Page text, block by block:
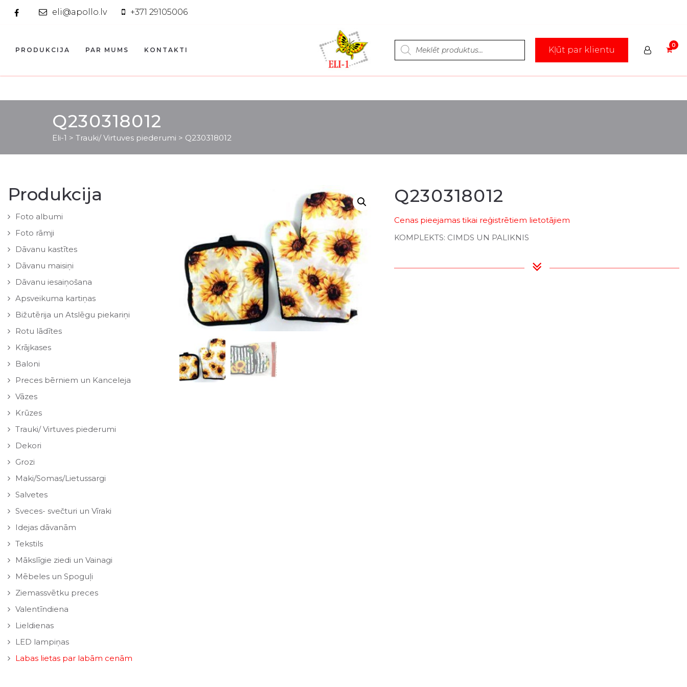
eli@apollo.lv +371 29105006
Products
search Kļūt par klientu
PRODUKCIJA PAR MUMS KONTAKTI
Q230318012
Eli-1 > Trauki/ Virtuves piederumi > Q230318012
Produkcija
Foto albumi
Foto rāmji
Dāvanu kastītes
Dāvanu maisiņi
Dāvanu iesaiņošana
Apsveikuma kartiņas
Bižutērija un Atslēgu piekariņi
Rotu lādītes
Krājkases
Baloni
Preces bērniem un Kanceleja
Vāzes
Krūzes
Trauki/ Virtuves piederumi
Dekori
Grozi
Maki/Somas/Lietussargi
Salvetes
Sveces- svečturi un Vīraki
Idejas dāvanām
Tekstils
Mākslīgie ziedi un Vainagi
Mēbeles un Spoguļi
Ziemassvētku preces
Valentīndiena
Lieldienas
LED lampiņas
Labas lietas par labām cenām
Q230318012
Cenas pieejamas tikai reģistrētiem lietotājiem
KOMPLEKTS: CIMDS UN PALIKNIS